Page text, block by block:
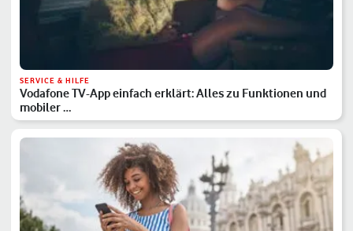
SERVICE & HILFE
Vodafone TV-App einfach erklärt: Alles zu Funktionen und
mobiler …